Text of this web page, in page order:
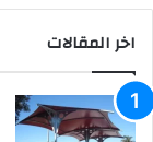
اخر المقالات